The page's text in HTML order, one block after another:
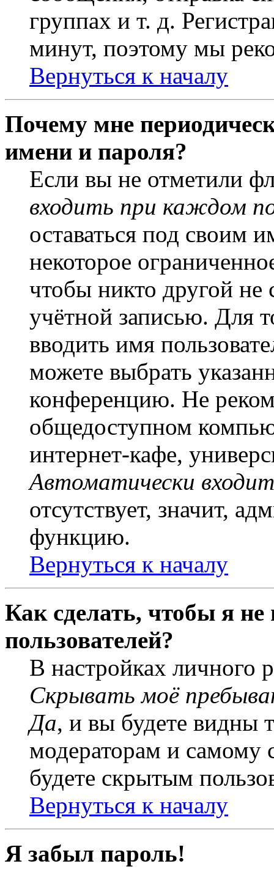
группах и т. д.
минут, поэтому мы
Вернуться к началу
Почему мне
имени и пароля?
Если вы не отметили
входить при каждом
оставаться под своим
некоторое
чтобы никто другой не
учётной записью. Для
вводить имя
можете выбрать
конференцию. Не
общедоступном
интернет-кафе,
Автоматически
отсутствует, значит,
функцию.
Вернуться к началу
Как сделать, чтобы я
пользователей?
В настройках личного
Скрывать моё
Да, и вы будете видны
модераторам и самому
будете скрытым
Вернуться к началу
Я забыл пароль!